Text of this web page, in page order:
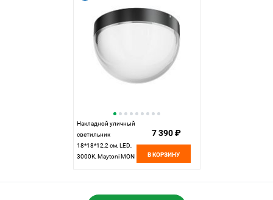
Накладной уличный
светильник
18*18*12,2 см, LED,
3000К, Maytoni MON
7 390 ₽
В КОРЗИНУ